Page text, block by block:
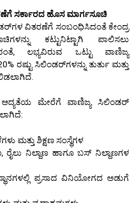
ಸರ್ಕಾರದ ಹೊಸ ಮಾರ್ಗಸೂಚಿ
ವಿತರಣೆಗೆ ಸಂಬಂಧಿಸಿದಂತೆ ಕೇಂದ್ರ
ಕಟ್ಟುನಿಟ್ಟಾಗಿ ಪಾಲಿಸಲು
ಲಭ್ಯವಿರುವ ಒಟ್ಟು ವಾಣಿಜ್ಯ
ರಷ್ಟು ಸಿಲಿಂಡರ್‌ಗಳನ್ನು ತುರ್ತು ಮತ್ತು
ಮೇರೆಗೆ ವಾಣಿಜ್ಯ ಸಿಲಿಂಡರ್
ಮತ್ತು ಶಿಕ್ಷಣ ಸಂಸ್ಥೆಗಳ
ರೈಲು ನಿಲ್ದಾಣ ಹಾಗೂ ಬಸ್ ನಿಲ್ದಾಣಗಳ
ಪ್ರಸಾದ ವಿನಿಯೋಗದ ಅಡುಗೆ